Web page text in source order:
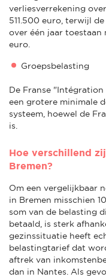
verliesverrekening
511.500 euro, terwijl
over één jaar toestaan
euro.
Groepsbelasting
De Franse
een grotere minimale
systeem, hoewel de
is.
Hoe verschillend
Bremen?
Om een vergelijkbaar
in Bremen misschien
som van de belasting
betaald, is sterk
gezinssituatie heeft
belastingtarief dat
aftrek van
dan in Nantes. Als